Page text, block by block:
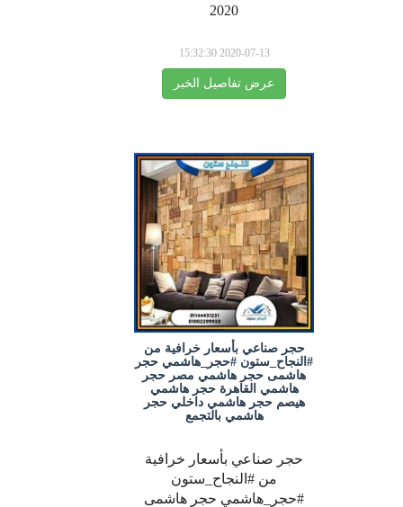
2020
2020-07-13 15:32:30
عرض تفاصيل الخبر
حجر صناعي بأسعار خرافية من
#النجاح_ستون #حجر_هاشمي حجر
هاشمى حجر هاشمي مصر حجر
هاشمي القاهرة حجر هاشمي
هيصم حجر هاشمي داخلي حجر
هاشمي بالتجمع
حجر صناعي بأسعار خرافية
من #النجاح_ستون
#حجر_هاشمي حجر هاشمى